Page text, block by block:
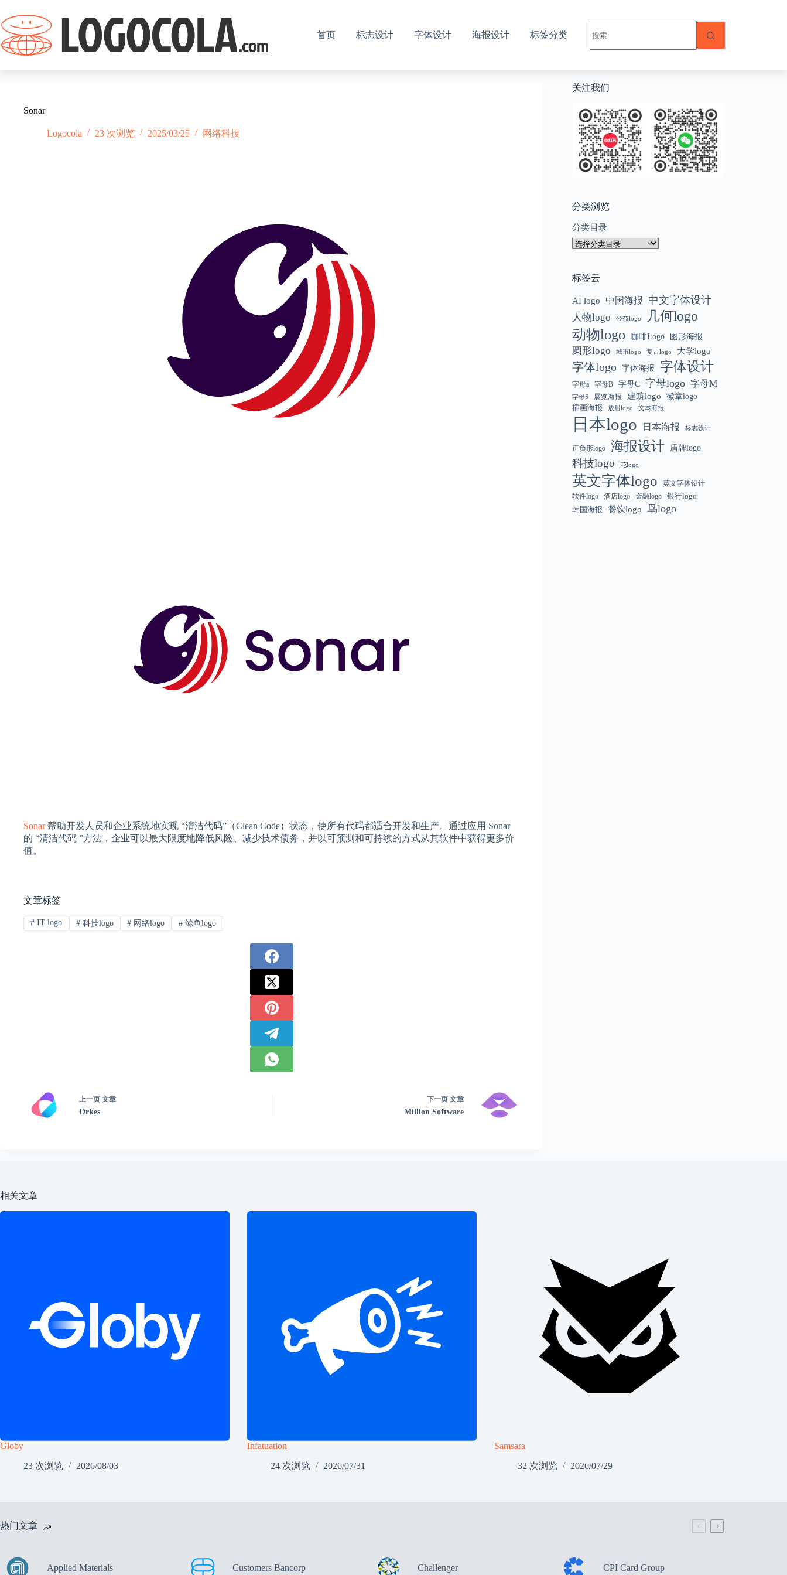
过
内
容
首页 标志设计 字体设计 海报设计 标签分类
结
果
Sonar
Logocola 23 次浏览 2025/03/25 网络科技
Sonar帮助开发人员和企业系统地实现 “清洁代码”（Clean Code）状态，使所有代码都适合开发和生产。通过应用 Sonar
的 “清洁代码 ”方法，企业可以最大限度地降低风险、减少技术债务，并以可预测和可持续的方式从其软件中获得更多价
值。
文章标签
#IT logo #科技logo # 网络logo # 鲸鱼logo
上一页 文章
Orkes
下一页文章
Million Software
关注我们
分类浏览
分类目录
标签云
AI logo 中国海报 中文字体设计
人物logo 公益logo
几何logo
动物logo
咖啡Logo 图形海报
圆形logo 城市logo 复古logo 大学logo
字体logo 字体海报 字体设计
字母a 字母B 字母C 字母logo 字母M
字母S 展览海报 建筑logo 徽章logo
插画海报 放射logo 文本海报
日本logo 日本海报 标志设计
正负形logo 海报设计 盾牌logo
科技logo 花logo
英文字体logo
英文字体设计
软件logo
酒店logo 金融logo
银行logo
韩国海报
餐饮logo 鸟logo
相关文章
Globy
23 次浏览
2026/08/03
Infatuation
24 次浏览
2026/07/31
Samsara
32 次浏览
2026/07/29
热门文章
Applied Materials Customers Bancorp Challenger CPI Card Group